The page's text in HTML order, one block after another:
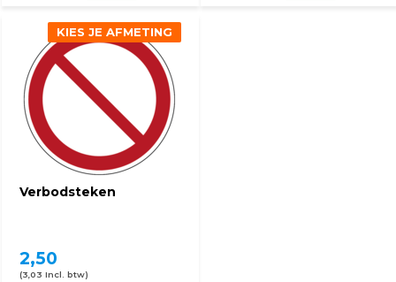
Verbodsteken
KIES JE AFMETING
2,50
(3,03 Incl. btw)